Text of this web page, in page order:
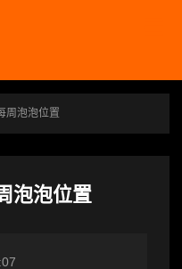
周泡泡位置
泡泡位置